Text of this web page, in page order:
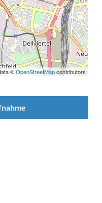
©OpenStreetMapcontributors